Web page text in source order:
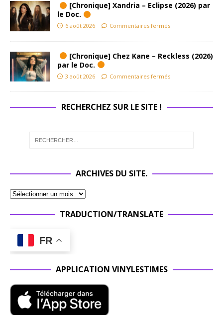
[Chronique] Xandria – Eclipse (2026) par
le Doc.
6 août 2026 Commentaires fermés
[Chronique] Chez Kane – Reckless (2026)
par le Doc.
3 août 2026 Commentaires fermés
RECHERCHEZ SUR LE SITE !
ARCHIVES DU SITE.
TRADUCTION/TRANSLATE
FR
APPLICATION VINYLESTIMES